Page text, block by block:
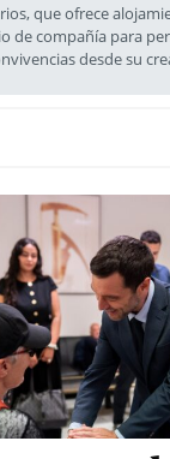
que ofrece
de compañía para
desde su